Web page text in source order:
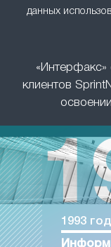
данных
«Интерфакс»
клиентов
1993 год